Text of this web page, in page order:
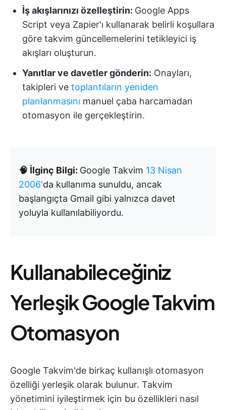
İş akışlarınızı özelleştirin: Google Apps
Script veya Zapier'ı kullanarak belirli koşullara
göre takvim güncellemelerini tetikleyici iş
akışları oluşturun.
Yanıtlar ve davetler gönderin: Onayları,
takipleri ve toplantıların yeniden
planlanmasını manuel çaba harcamadan
otomasyon ile gerçekleştirin.
🧠 İlginç Bilgi: Google Takvim 13 Nisan
2006'da kullanıma sunuldu, ancak
başlangıçta Gmail gibi yalnızca davet
yoluyla kullanılabiliyordu.
Kullanabileceğiniz
Yerleşik Google Takvim
Otomasyon
Google Takvim'de birkaç kullanışlı otomasyon
özelliği yerleşik olarak bulunur. Takvim
yönetimini iyileştirmek için bu özellikleri nasıl